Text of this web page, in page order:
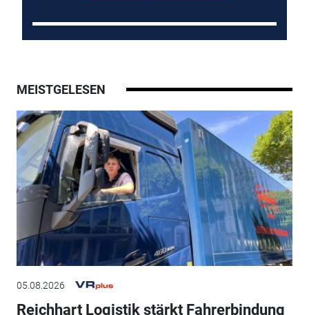
MEISTGELESEN
05.08.2026
Reichhart Logistik stärkt Fahrerbindung